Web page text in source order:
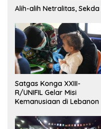
Alih-alih Netralitas,
Satgas Konga XXIII-
R/UNIFIL Gelar Misi
Kemanusiaan di Lebanon